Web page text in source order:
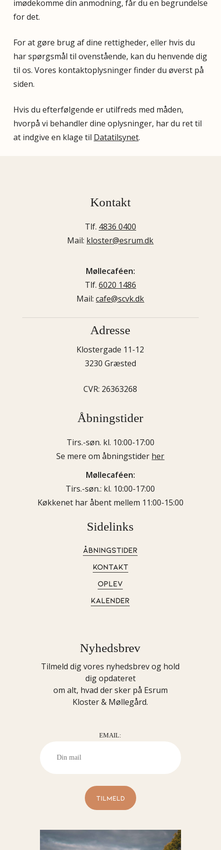
imødekomme din anmodning, får du en begrundelse
for det.
For at gøre brug af dine rettigheder, eller hvis du
har spørgsmål til ovenstående, kan du henvende dig
til os. Vores kontaktoplysninger finder du øverst på
siden.
Hvis du efterfølgende er utilfreds med måden,
hvorpå vi behandler dine oplysninger, har du ret til
at indgive en klage til Datatilsynet.
Nyhedsbrev
Tilmeld dig vores nyhedsbrev og hold
dig opdateret
om alt, hvad der sker på Esrum
Kloster & Møllegård.
EMAIL:
Sidelinks
ÅBNINGSTIDER
KONTAKT
OPLEV
KALENDER
Åbningstider
Tirs.-søn. kl. 10:00-17:00
Se mere om åbningstider her
Møllecaféen:
Tirs.-søn.: kl. 10:00-17:00
Køkkenet har åbent mellem 11:00-15:00
Kontakt
Tlf. 4836 0400
Mail: kloster@esrum.dk
Møllecaféen:
Tlf. 6020 1486
Mail:cafe@scvk.dk
Adresse
Klostergade 11-12
3230 Græsted
CVR: 26363268